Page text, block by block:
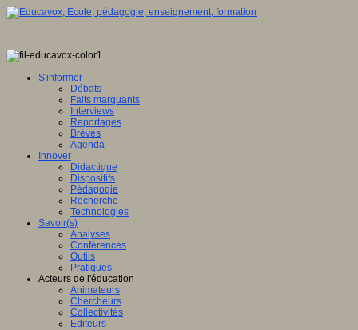
S'informer
Débats
Faits marquants
Interviews
Reportages
Brèves
Agenda
Innover
Didactique
Dispositifs
Pédagogie
Recherche
Technologies
Savoir(s)
Analyses
Conférences
Outils
Pratiques
Acteurs de l'éducation
Animateurs
Chercheurs
Collectivités
Editeurs